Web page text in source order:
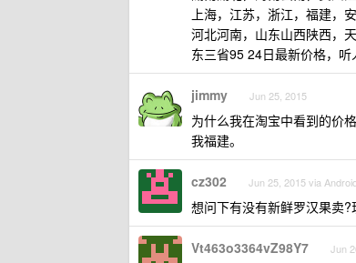
上海，江苏，浙江，福建，
河北河南，山东山西陕西，
东三省95 24日最新价格，听
jimmy Jun 25, 2015
为什么我在淘宝中看到的价格
我福建。
cz302 Jun 25, 2015 via Android
想问下有没有新鲜罗汉果卖
Vt463o3364vZ98Y7 Jun